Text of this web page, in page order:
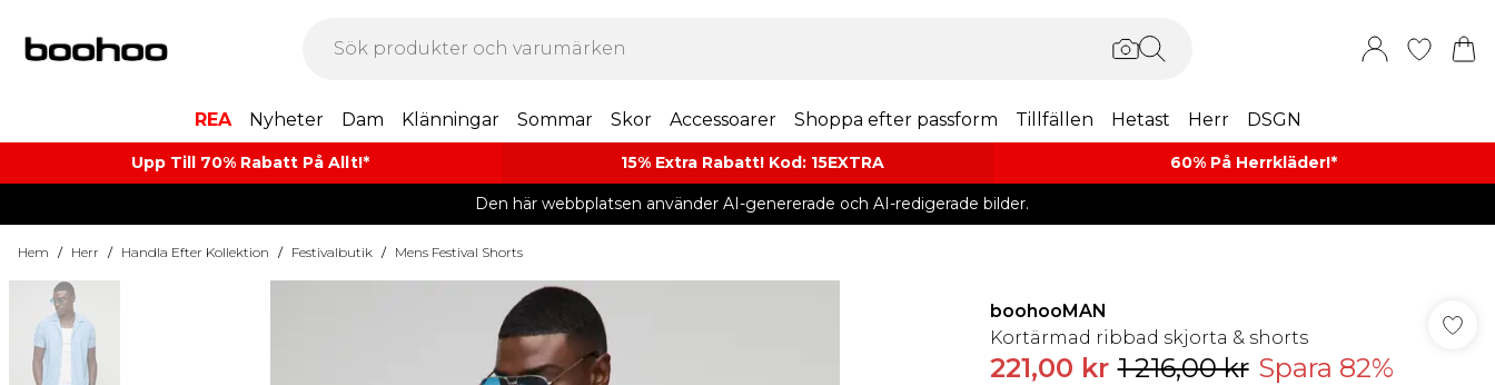
REA Nyheter Dam Klänningar Sommar Skor Accessoarer Shoppa efter passform Tillfällen Hetast Herr DSGN
Upp Till 70% Rabatt På Allt!* 15% Extra Rabatt! Kod: 15EXTRA 60% På Herrkläder!*​
Den här webbplatsen använder AI-genererade och AI-redigerade bilder.
Hem / Herr / Handla Efter Kollektion / Festivalbutik / Mens Festival Shorts
boohooMAN
Kortärmad ribbad skjorta & shorts
221,00 kr 1 216,00 kr Spara 82%